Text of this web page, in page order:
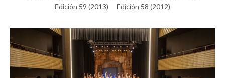
Edición 59 (2013)
Edición 58 (2012)